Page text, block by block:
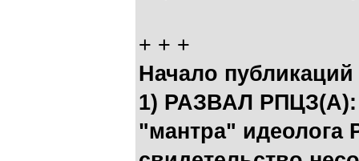
+ + +
Начало
1) РАЗВАЛ РПЦЗ(А):
"мантра" идеолога